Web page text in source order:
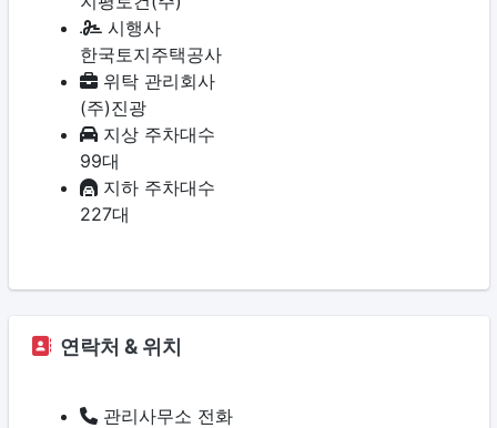
시행사
한국토지주택공사
위탁 관리회사
(주)진광
지상 주차대수
99대
지하 주차대수
227대
연락처 & 위치
관리사무소 전화